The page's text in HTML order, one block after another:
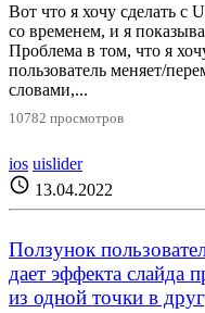
Вот что я хочу сделать с
со временем, и я
Проблема в том, что я
пользователь меняет/
словами,...
10782 просмотров
ios uislider
schedule 13.04.2022
Ползунок
дает эффекта слайда
из одной точки в